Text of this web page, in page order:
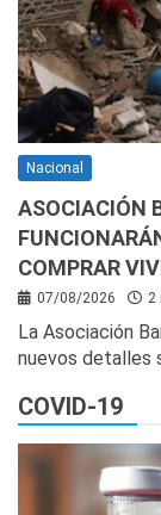
Nacional
ASOCIACIÓN
COMPRAR
07/08/2026 2
La Asociación
nuevos detalles
COVID-19